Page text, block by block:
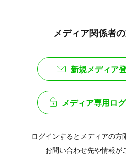
メディア関係者
新規メディア
メディア専用ロ
ログインするとメディアの方
お問い合わせ先や情報が